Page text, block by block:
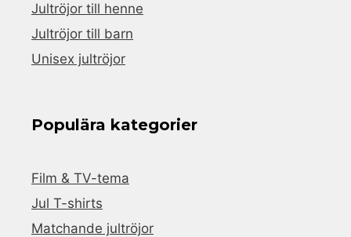
Jultröjor till henne
Jultröjor till barn
Unisex jultröjor
Populära kategorier
Film & TV-tema
Jul T-shirts
Matchande jultröjor